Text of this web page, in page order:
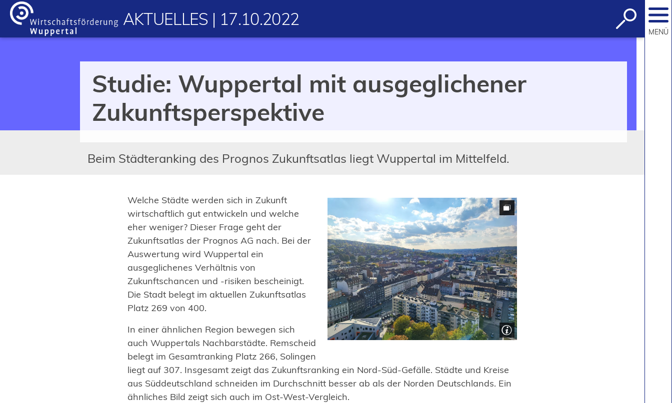
Inhalt anspringen AKTUELLES | 17.10.2022
Suche
öffnen
Studie: Wuppertal mit ausgeglichener
Zukunftsperspektive
Beim Städteranking des Prognos Zukunftsatlas liegt Wuppertal im Mittelfeld.
Welche Städte werden sich in Zukunft
wirtschaftlich gut entwickeln und welche
eher weniger? Dieser Frage geht der
Zukunftsatlas der Prognos AG nach. Bei der
Auswertung wird Wuppertal ein
ausgeglichenes Verhältnis von
Zukunftschancen und -risiken bescheinigt.
Die Stadt belegt im aktuellen Zukunftsatlas
Platz 269 von 400.
In einer ähnlichen Region bewegen sich
auch Wuppertals Nachbarstädte. Remscheid
belegt im Gesamtranking Platz 266, Solingen
liegt auf 307. Insgesamt zeigt das Zukunftsranking ein Nord-Süd-Gefälle. Städte und Kreise
aus Süddeutschland schneiden im Durchschnitt besser ab als der Norden Deutschlands. Ein
ähnliches Bild zeigt sich auch im Ost-West-Vergleich.
MENÜ